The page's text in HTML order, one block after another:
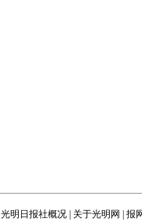
光明日报社概况 关于光明网 报